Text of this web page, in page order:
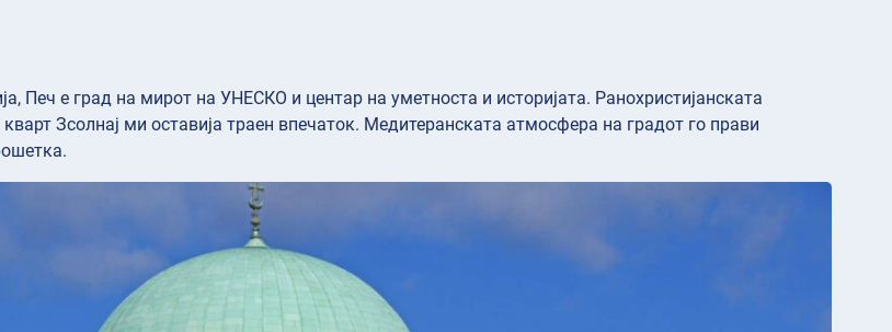
Печ е град на мирот на УНЕСКО и центар на уметноста и историјата. Ранохристијанската
Зсолнај ми оставија траен впечаток. Медитеранската атмосфера на градот го прави